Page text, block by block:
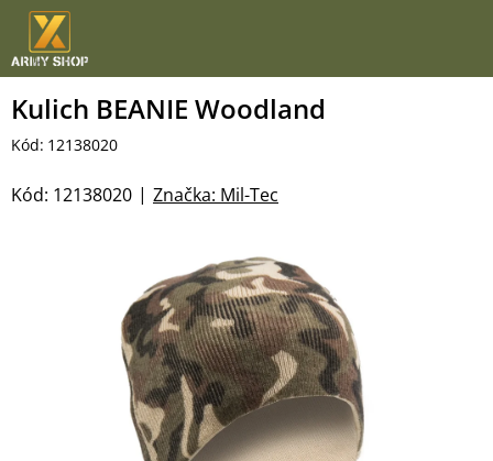
Přejít
obsah
Kulich BEANIE Woodland
Kód: 12138020
Značka: Mil-Tec
Kód: 12138020